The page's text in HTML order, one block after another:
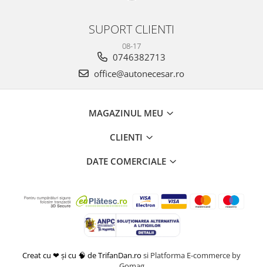
SUPORT CLIENTI
08-17
0746382713
office@autonecesar.ro
MAGAZINUL MEU
CLIENTI
DATE COMERCIALE
Creat cu ❤ și cu 🧠 de TrifanDan.ro si Platforma E-commerce by